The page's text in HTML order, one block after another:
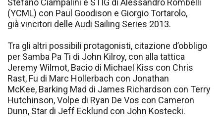
Stefano Ciampalini e STIG di Alessandro Rombelli
(YCML) con Paul Goodison e Giorgio Tortarolo,
già vincitori delle Audi Sailing Series 2013.
Tra gli altri possibili protagonisti, citazione d’obbligo
per Samba Pa Ti di John Kilroy, con alla tattica
Jeremy Wilmot, Bacio di Michael Kiss con Chris
Rast, Fu di Marc Hollerbach con Jonathan
McKee, Barking Mad di James Richardson con Terry
Hutchinson, Volpe di Ryan De Vos con Cameron
Dunn, Star di Jeff Ecklund con John Kostecki.